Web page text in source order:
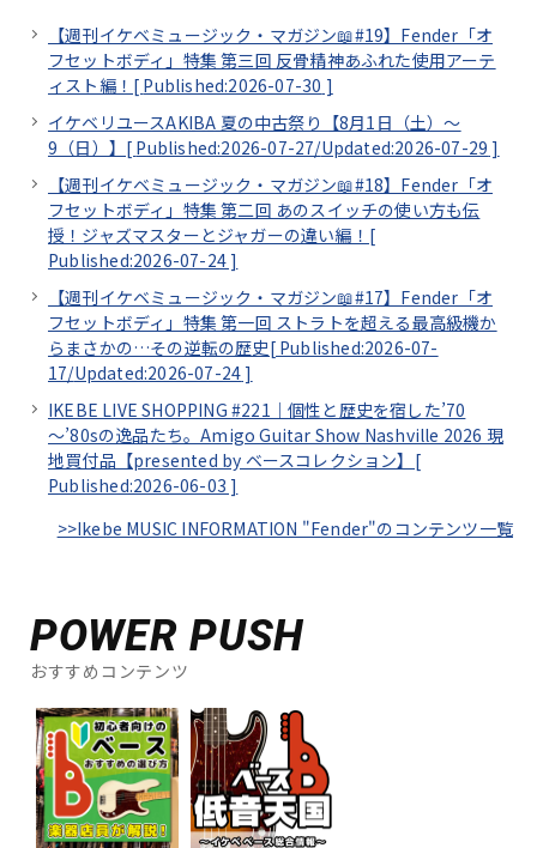
【週刊イケベミュージック・マガジン📖#19】Fender「オ
フセットボディ」特集 第三回 反骨精神あふれた使用アーテ
ィスト編！[ Published:2026-07-30 ]
イケベリユースAKIBA 夏の中古祭り【8月1日（土）～
9（日）】[ Published:2026-07-27/Updated:2026-07-29 ]
【週刊イケベミュージック・マガジン📖#18】Fender「オ
フセットボディ」特集 第二回 あのスイッチの使い方も伝
授！ジャズマスターとジャガーの違い編！[
Published:2026-07-24 ]
【週刊イケベミュージック・マガジン📖#17】Fender「オ
フセットボディ」特集 第一回 ストラトを超える最高級機か
らまさかの…その逆転の歴史[ Published:2026-07-
17/Updated:2026-07-24 ]
IKEBE LIVE SHOPPING #221｜個性と歴史を宿した’70
～’80sの逸品たち。Amigo Guitar Show Nashville 2026 現
地買付品【presented by ベースコレクション】[
Published:2026-06-03 ]
>>Ikebe MUSIC INFORMATION "Fender"のコンテンツ一覧
POWER PUSH
おすすめコンテンツ